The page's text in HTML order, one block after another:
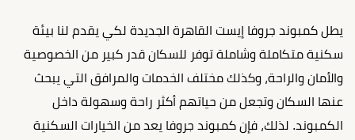
يطل كمبوند جروفا إيست القاهرة الجديدة لكي يقدم لنا بيئة
سكنية متكاملة وشاملة توفر للسكان قدر كبير من الخصوصية
والأمان والراحة، وكذلك مختلف الخدمات والمرافق التي يبحث
عنها السكان وتجعل من حياتهم أكثر راحة وسهولة داخل
الكمبوند. لذلك، فإن كمبوند جروفا يعد من الخيارات السكنية